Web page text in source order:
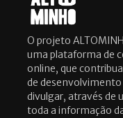
O projeto
uma plataforma de
online, que
de
divulgar, através de
toda a informação